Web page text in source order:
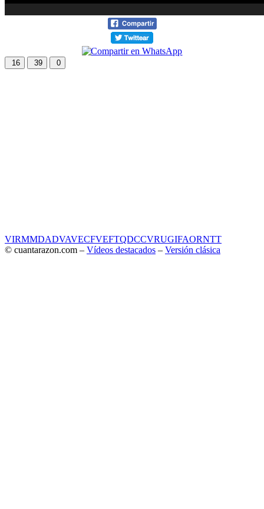
16 39 0
VIRMMDADVAVECFVEFTQDCCVRUGIFAORNTT
© cuantarazon.com – Vídeos destacados – Versión clásica